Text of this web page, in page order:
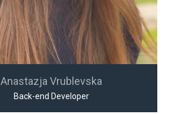
Anastazja Vrublevska
Back-end Developer